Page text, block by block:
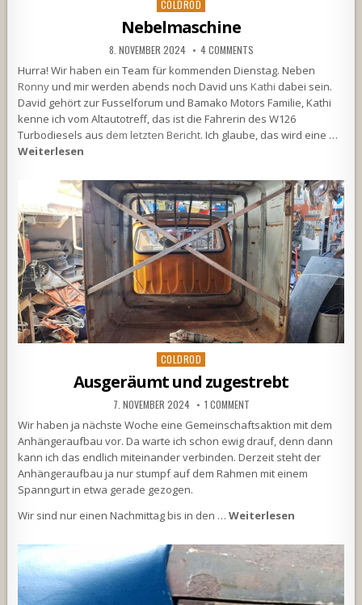
Posted
in
COLDROD
Nebelmaschine
8. NOVEMBER 2024 4 COMMENTS
Hurra! Wir haben ein Team für kommenden Dienstag. Neben
Ronnyund mir werden abends noch David uns Kathi dabei sein.
David gehört zur Fusselforum und Bamako Motors Familie, Kathi
kenne ich vom Altautotreff, das ist die Fahrerin des W126
Turbodiesels aus dem letzten Bericht. Ich glaube, das wird eine …
Weiterlesen
Posted
in
COLDROD
Ausgeräumt und zugestrebt
7. NOVEMBER 2024 1 COMMENT
Wir haben ja nächste Woche eine Gemeinschaftsaktion mit dem
Anhängeraufbau vor. Da warte ich schon ewig drauf, denn dann
kann ich das endlich miteinander verbinden. Derzeit steht der
Anhängeraufbau ja nur stumpf auf dem Rahmen mit einem
Spanngurt in etwa gerade gezogen.
Wir sind nur einen Nachmittag bis in den …Weiterlesen